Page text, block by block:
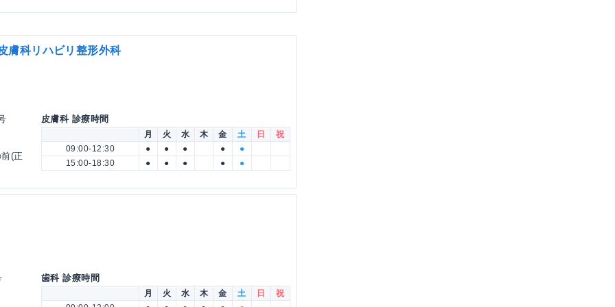
膚科リハビリ整形外科
(正
皮膚科 診療時間
月 火 水 木 金 土 日
祝
09:00-12:30
● ● ● ●
●
15:00-18:30
● ● ● ● ●
歯科 診療時間
月 火 水 木 金 土 日
祝